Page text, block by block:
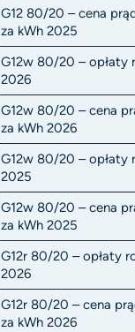
G12 80/20 – cena
za kWh 2025
G12w 80/20 – opłaty
2026
G12w 80/20 – cena
za kWh 2026
G12w 80/20 – opłaty
2025
G12w 80/20 – cena
za kWh 2025
G12r 80/20 – opłaty
2026
G12r 80/20 – cena
za kWh 2026